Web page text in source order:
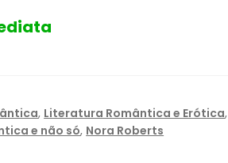
, Literatura Romântica e Erótica,
e não só, Nora Roberts